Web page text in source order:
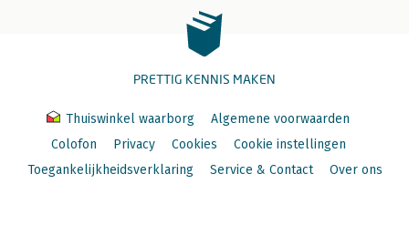
PRETTIG KENNIS MAKEN
Thuiswinkel waarborg
Algemene voorwaarden
Colofon
Privacy Cookies
Cookie instellingen
Toegankelijkheidsverklaring
Service & Contact Over ons